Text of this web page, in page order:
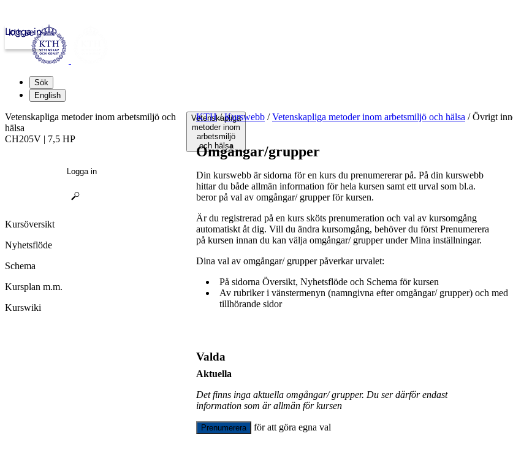
kth.se
Logga in
Sök
English
Vetenskapliga
metoder inom
arbetsmiljö
och hälsa
KTH / Kurswebb / Vetenskapliga metoder inom arbetsmiljö och hälsa /Övrigt
Omgångar/grupper
Din kurswebb är sidorna för en kurs du prenumererar på. På din kurswebb
hittar du både allmän information för hela kursen samt ett urval som bl.a.
beror på val av omgångar/ grupper för kursen.
Är du registrerad på en kurs sköts prenumeration och val av kursomgång
automatiskt åt dig. Vill du ändra kursomgång, behöver du först Prenumerera
på kursen innan du kan välja omgångar/ grupper under Mina inställningar.
Dina val av omgångar/ grupper påverkar urvalet:
På sidorna Översikt, Nyhetsflöde och Schema för kursen
Av rubriker i vänstermenyn (namngivna efter omgångar/ grupper) och med
tillhörande sidor
Valda
Aktuella
Det finns inga aktuella omgångar/ grupper. Du ser därför endast
information som är allmän för kursen
Prenumerera för att göra egna val
Vetenskapliga metoder inom arbetsmiljö och
hälsa
CH205V | 7,5 HP
Logga in
Kursöversikt
Nyhetsflöde
Schema
Kursplan m.m.
Kurswiki